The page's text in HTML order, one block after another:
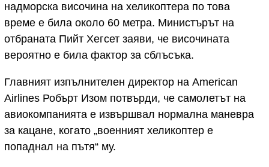
надморска височина на хеликоптера по това
време е била около 60 метра. Министърът на
отбраната Пийт Хегсет заяви, че височината
вероятно е била фактор за сблъсъка.
Главният изпълнителен директор на American
Airlines Робърт Изом потвърди, че самолетът на
авиокомпанията е извършвал нормална маневра
за кацане, когато „военният хеликоптер е
попаднал на пътя“ му.